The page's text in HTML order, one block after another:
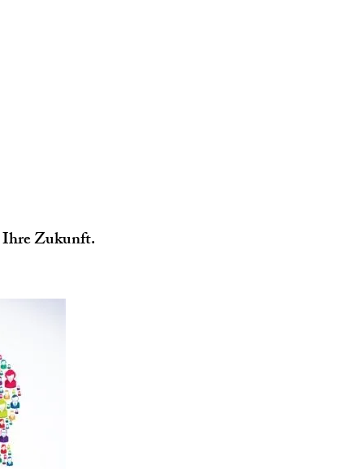
Ihre Zukunft.